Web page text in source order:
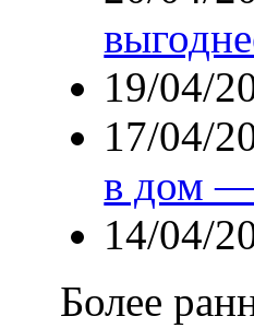
19/04/
17/04/
в дом
14/04/
Более